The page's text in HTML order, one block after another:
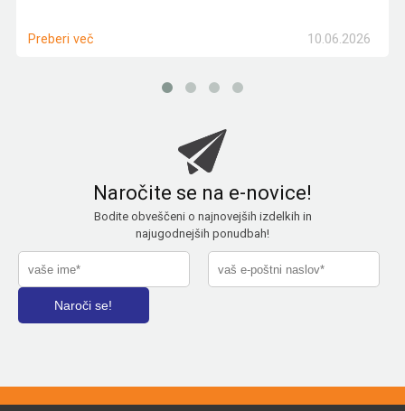
10.06.2026
Preberi več
Naročite se na e-novice!
Bodite obveščeni o najnovejših izdelkih in
najugodnejših ponudbah!